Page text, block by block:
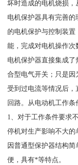
坏时造成的电机烧损，
电机保护器具有完善
的电机保护与控制装
能，完成对电机操作次
电机保护器直接集成
合型电气开关；只是
受到过电流等情况后
回路。从电动机工作条
1、对于工作条件要求
停机对生产影响不大的
因普通型保护器结构
便，具有*等特点。